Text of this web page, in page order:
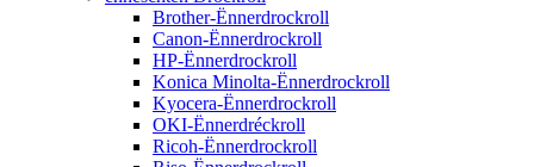
Brother-Ënnerdrockroll
Canon-Ënnerdrockroll
HP-Ënnerdrockroll
Konica Minolta-Ënnerdrockroll
Kyocera-Ënnerdrockroll
OKI-Ënnerdréckroll
Ricoh-Ënnerdrockroll